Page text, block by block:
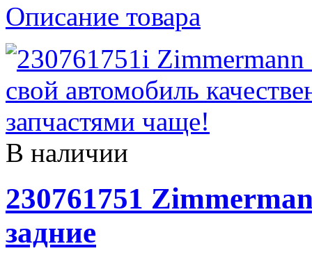
Описание товара
В наличии
230761751
задние